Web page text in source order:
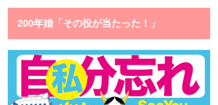
200年婚「その役が当たった！」